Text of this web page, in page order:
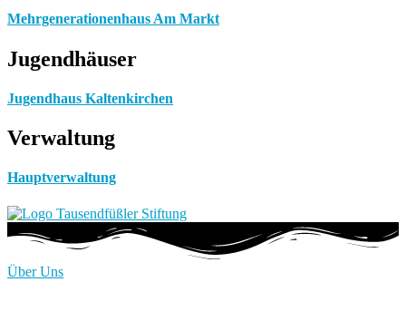
Mehrgenerationenhaus Am Markt
Jugendhäuser
Jugendhaus Kaltenkirchen
Verwaltung
Hauptverwaltung
Über Uns